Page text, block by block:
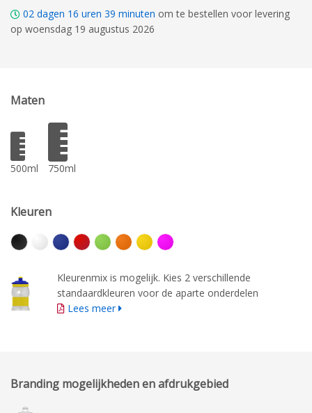
02 dagen 16 uren 39 minuten om te bestellen voor levering
op woensdag 19 augustus 2026
Maten
500ml 750ml
Kleuren
Kleurenmix is mogelijk. Kies 2 verschillende
standaardkleuren voor de aparte onderdelen
Lees meer
Branding mogelijkheden en afdrukgebied